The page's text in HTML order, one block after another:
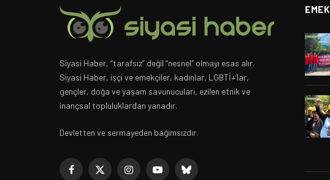
Siyasi Haber, “tarafsız” değil “nesnel” olmayı esas alır.
Siyasi Haber, işçi ve emekçiler, kadınlar, LGBTİ+’lar,
gençler, doğa ve yaşam savunucuları, ezilen etnik ve
inançsal topluluklardan yanadır.
Devletten ve sermayeden bağımsızdır.
Facebook
X InstagramYouTubeBluesky
EMEK